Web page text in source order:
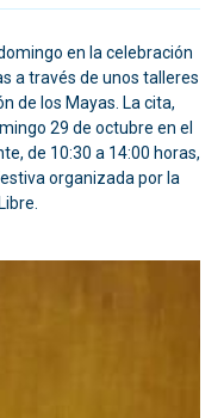
en la celebración
a través de unos talleres
de los Mayas. La cita,
29 de octubre en el
de 10:30 a 14:00 horas,
organizada por la